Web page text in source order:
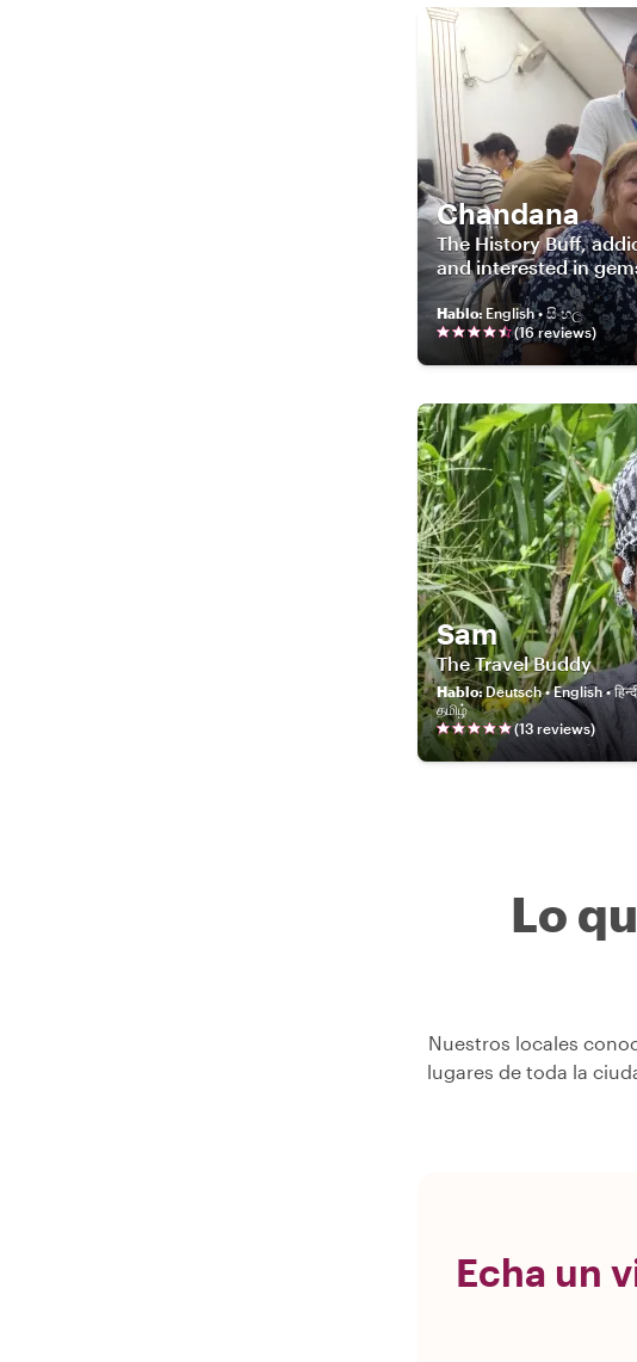
Chandana
The History Buff,
and interested in
Hablo: English • සිංහල
(16reviews)
Sam
The Travel Buddy
Hablo:Deutsch • English •
தமிழ்
(13 reviews)
Lo
Nuestros locales
lugares de toda la
Echa un